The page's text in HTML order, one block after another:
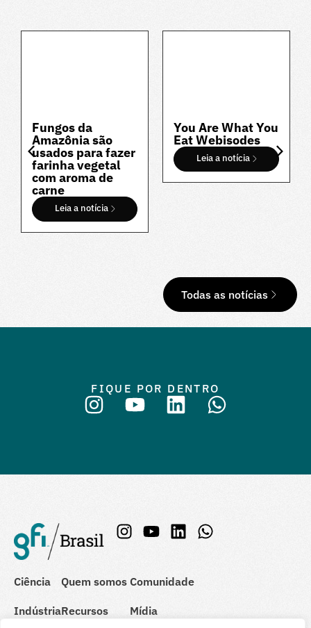
Fungos da
Amazônia são
usados para fazer
farinha vegetal
com aroma de
carne
Leia a notícia
You Are What You
Eat Webisodes
Leia a notícia
Todas as notícias
FIQUE POR DENTRO
Ciência
Indústria
Quem somos
Recursos
Comunidade
Mídia